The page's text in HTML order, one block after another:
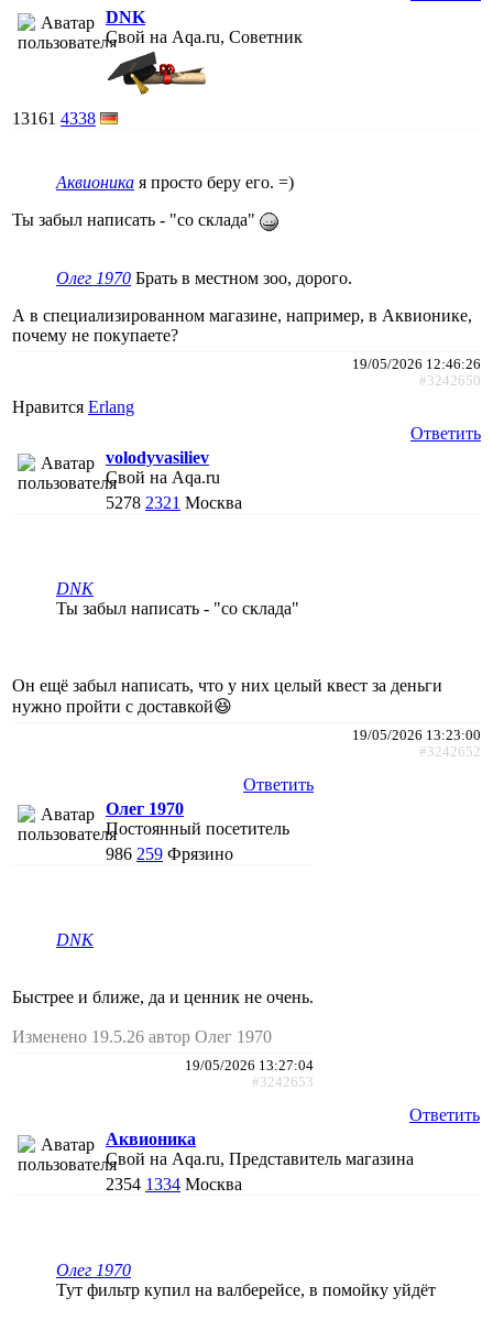
DNK
Свой на Aqa.ru, Советник
13161 4338
Аквионика я просто беру его. =)
Ты забыл написать - "со склада"
Олег 1970 Брать в местном зоо, дорого.
А в специализированном магазине, например, в Аквионике,
почему не покупаете?
19/05/2026 12:46:26
#3242650
Нравится Erlang
Ответить
volodyvasiliev
Свой на Aqa.ru
5278 2321 Москва
DNK
Ты забыл написать - "со склада"
Он ещё забыл написать, что у них целый квест за деньги
нужно пройти с доставкой😆
19/05/2026 13:23:00
#3242652
Ответить
Олег 1970
Постоянный посетитель
986 259 Фрязино
DNK
Быстрее и ближе, да и ценник не очень.
Изменено 19.5.26 автор Олег 1970
19/05/2026 13:27:04
#3242653
Ответить
Аквионика
Свой на Aqa.ru, Представитель магазина
2354 1334 Москва
Олег 1970
Тут фильтр купил на валберейсе, в помойку уйдёт